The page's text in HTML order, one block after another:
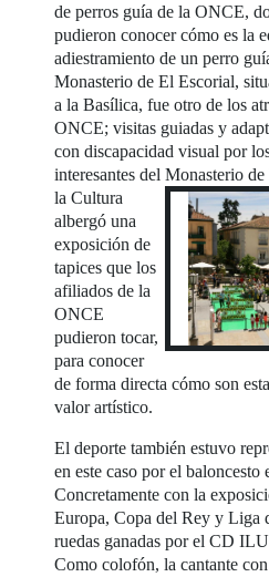
de perros guía de la ONCE,
pudieron conocer cómo es la
adiestramiento de un perro
Monasterio de El Escorial,
a la Basílica, fue otro de los
ONCE; visitas guiadas y
con discapacidad visual por
interesantes del Monasterio
la Cultura
albergó una
exposición de
tapices que los
afiliados de la
ONCE
pudieron tocar,
para conocer
de forma directa cómo son
valor artístico.
El deporte también estuvo
en este caso por el baloncesto
Concretamente con la
Europa, Copa del Rey y Liga
ruedas ganadas por el CD
Como colofón, la cantante